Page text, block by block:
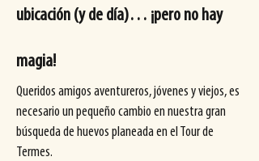
ubicación (y de día)… ¡pero no hay
magia!
Queridos amigos aventureros, jóvenes y viejos, es
necesario un pequeño cambio en nuestra gran
búsqueda de huevos planeada en el Tour de
Termes.